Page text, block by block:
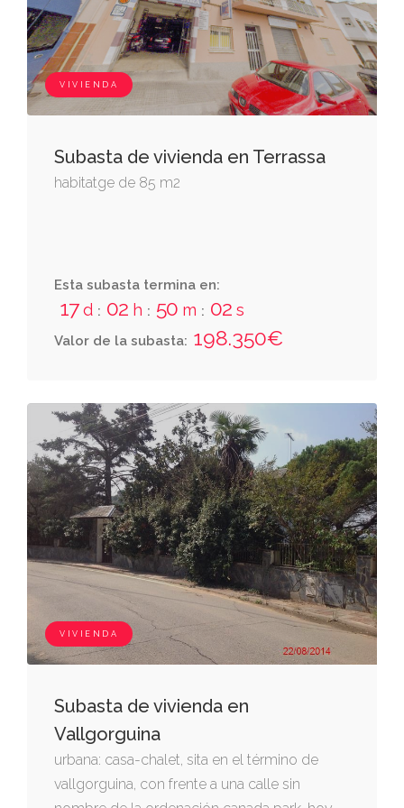
luces, y parte con la casa número 1.174 de la
avenida gran via. tiene un coeficiente de dos
enteros veintiocho centésimas por ciento.
VIVIENDA
Subasta de vivienda en Terrassa
habitatge de 85 m2
Esta subasta termina en:
17d : 02 h : 50 m : 01 s
Valor de la subasta: 198.350€
VIVIENDA
Subasta de vivienda en
Vallgorguina
urbana: casa-chalet, sita en el término de
vallgorguina, con frente a una calle sin